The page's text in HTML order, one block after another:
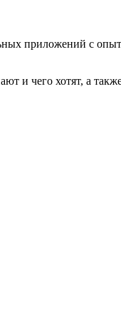
приложений с
и чего хотят, а